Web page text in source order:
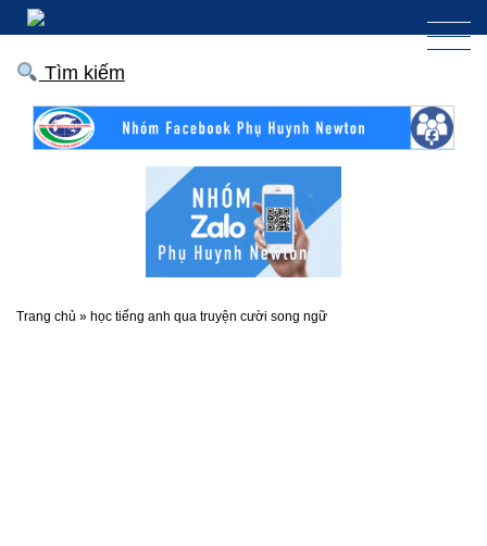
Tìm kiếm
Trang chủ » học tiếng anh qua truyện cười song ngữ